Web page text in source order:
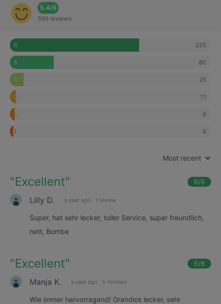
5.4/6
366 reviews
6 235
5 80
4 25
3 11
2 9
1 6
Most recent
"Excellent" 6/6
Lilly D. a year ago · 1 review
Super, hat sehr lecker, toller Service, super freundlich,
nett, Bombe
"Excellent" 6/6
Manja K. a year ago · 5 reviews
Wie immer hervorragend! Grandios lecker, sehr